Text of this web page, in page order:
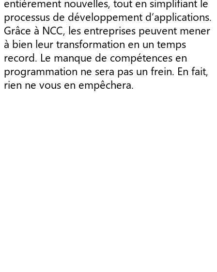
entièrement nouvelles, tout en simplifiant le
processus de développement d’applications.
Grâce à NCC, les entreprises peuvent mener
à bien leur transformation en un temps
record. Le manque de compétences en
programmation ne sera pas un frein. En fait,
rien ne vous en empêchera.